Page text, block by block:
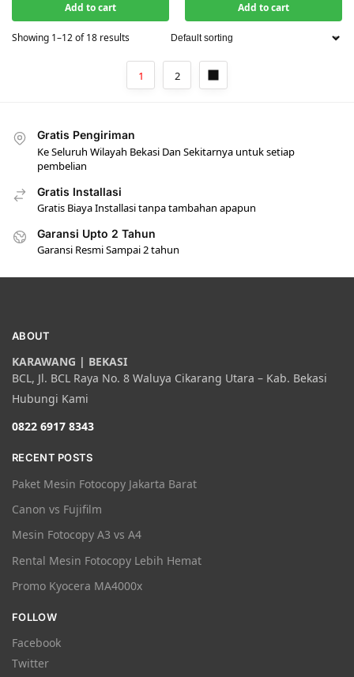
Add to cart Add to cart
Showing 1–12 of 18 results
1 2
Gratis Pengiriman
Ke Seluruh Wilayah Bekasi Dan Sekitarnya untuk setiap
pembelian
Gratis Installasi
Gratis Biaya Installasi tanpa tambahan apapun
Garansi Upto 2 Tahun
Garansi Resmi Sampai 2 tahun
ABOUT
KARAWANG | BEKASI
BCL, Jl. BCL Raya No. 8 Waluya Cikarang Utara – Kab. Bekasi
Hubungi Kami
0822 6917 8343
RECENT POSTS
Paket Mesin Fotocopy Jakarta Barat
Canon vs Fujifilm
Mesin Fotocopy A3 vs A4
Rental Mesin Fotocopy Lebih Hemat
Promo Kyocera MA4000x
FOLLOW
Facebook
Twitter